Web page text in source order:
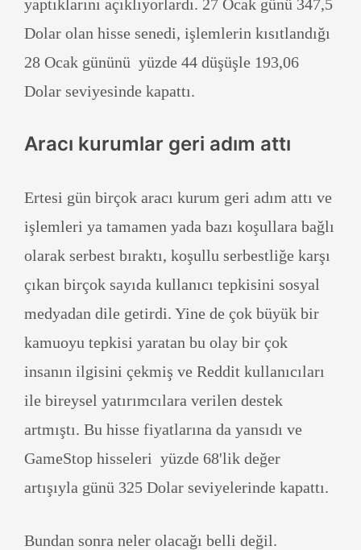
yaptıklarını açıklıyorlardı. 27 Ocak günü 347,5
Dolar olan hisse senedi, işlemlerin kısıtlandığı
28 Ocak gününü yüzde 44 düşüşle 193,06
Dolar seviyesinde kapattı.
Aracı kurumlar geri adım attı
Ertesi gün birçok aracı kurum geri adım attı ve
işlemleri ya tamamen yada bazı koşullara bağlı
olarak serbest bıraktı, koşullu serbestliğe karşı
çıkan birçok sayıda kullanıcı tepkisini sosyal
medyadan dile getirdi. Yine de çok büyük bir
kamuoyu tepkisi yaratan bu olay bir çok
insanın ilgisini çekmiş ve Reddit kullanıcıları
ile bireysel yatırımcılara verilen destek
artmıştı. Bu hisse fiyatlarına da yansıdı ve
GameStop hisseleri yüzde 68'lik değer
artışıyla günü 325 Dolar seviyelerinde kapattı.
Bundan sonra neler olacağı belli değil.